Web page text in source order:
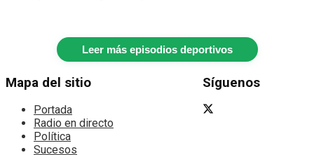
Leer más episodios deportivos
Mapa del sitio
Portada
Radio en directo
Política
Sucesos
Síguenos